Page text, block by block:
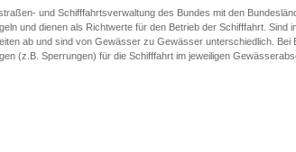
und Schifffahrtsverwaltung des Bundes mit den
und dienen als Richtwerte für den Betrieb der Schifffahrt. Sind
ab und sind von Gewässer zu Gewässer unterschiedlich.
(z.B. Sperrungen) für die Schifffahrt im jeweiligen